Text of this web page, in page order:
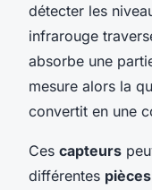
détecter les
infrarouge
absorbe une
mesure alors la
convertit en une
Ces capteurs
différentes pièces